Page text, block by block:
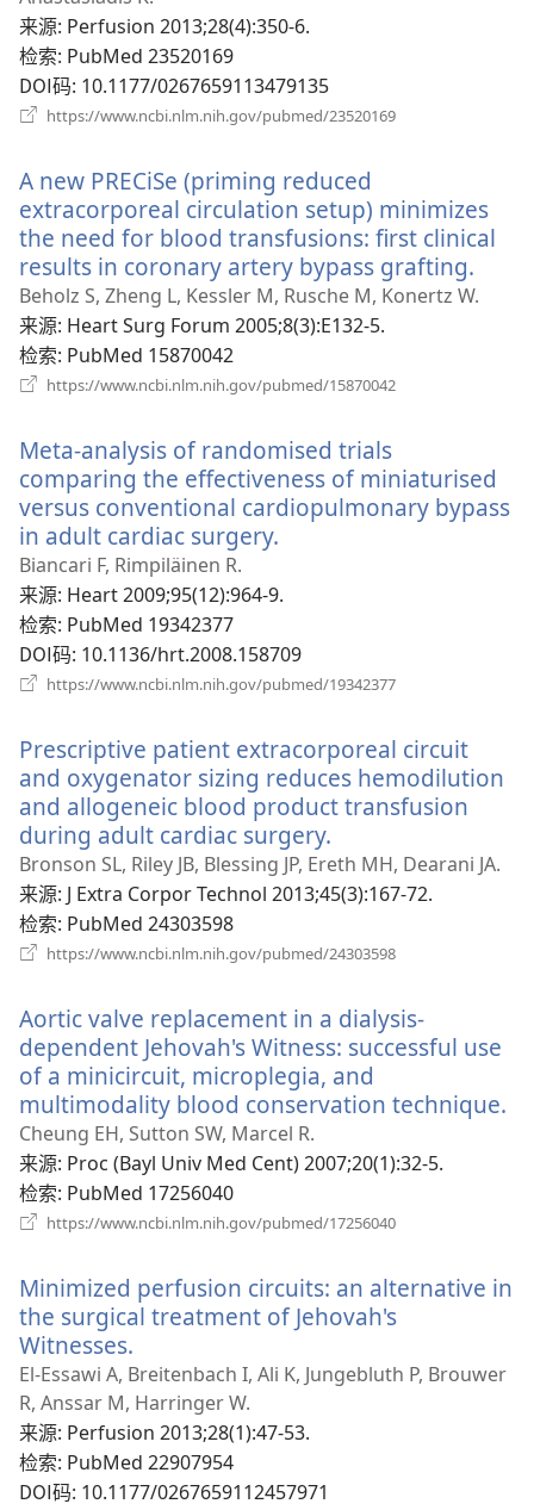
来源‎: Perfusion 2013;28(4):350-6.
检索‎: PubMed 23520169
DOI码‎: 10.1177/0267659113479135
https://www.ncbi.nlm.nih.gov/pubmed/23520169
口）
A new PRECiSe (priming reduced
extracorporeal circulation setup) minimizes
the need for blood transfusions: first clinical
results in coronary artery bypass grafting.
开
Beholz S, Zheng L, Kessler M, Rusche M, Konertz W.
来源‎: Heart Surg Forum 2005;8(3):E132-5.
检索‎: PubMed 15870042
https://www.ncbi.nlm.nih.gov/pubmed/15870042
口）
Meta-analysis of randomised trials
comparing the effectiveness of miniaturised
versus conventional cardiopulmonary bypass
in adult cardiac surgery.
新
口）
Biancari F, Rimpiläinen R.
来源‎: Heart 2009;95(12):964-9.
检索‎: PubMed 19342377
DOI码‎: 10.1136/hrt.2008.158709
https://www.ncbi.nlm.nih.gov/pubmed/19342377
窗
口）
Prescriptive patient extracorporeal circuit
and oxygenator sizing reduces hemodilution
and allogeneic blood product transfusion
during adult cardiac surgery.
开
新
口）
Bronson SL, Riley JB, Blessing JP, Ereth MH, Dearani JA.
来源‎: J Extra Corpor Technol 2013;45(3):167-72.
检索‎: PubMed 24303598
https://www.ncbi.nlm.nih.gov/pubmed/24303598
窗
口）
Aortic valve replacement in a dialysis-
dependent Jehovah's Witness: successful use
of a minicircuit, microplegia, and
multimodality blood conservation technique.
Cheung EH, Sutton SW, Marcel R.
来源‎: Proc (Bayl Univ Med Cent) 2007;20(1):32-5.
检索‎: PubMed 17256040
https://www.ncbi.nlm.nih.gov/pubmed/17256040
窗
Minimized perfusion circuits: an alternative in
the surgical treatment of Jehovah's
Witnesses.
开
新
窗
口）
El-Essawi A, Breitenbach I, Ali K, Jungebluth P, Brouwer
R, Anssar M, Harringer W.
来源‎: Perfusion 2013;28(1):47-53.
检索‎: PubMed 22907954
DOI码‎: 10.1177/0267659112457971